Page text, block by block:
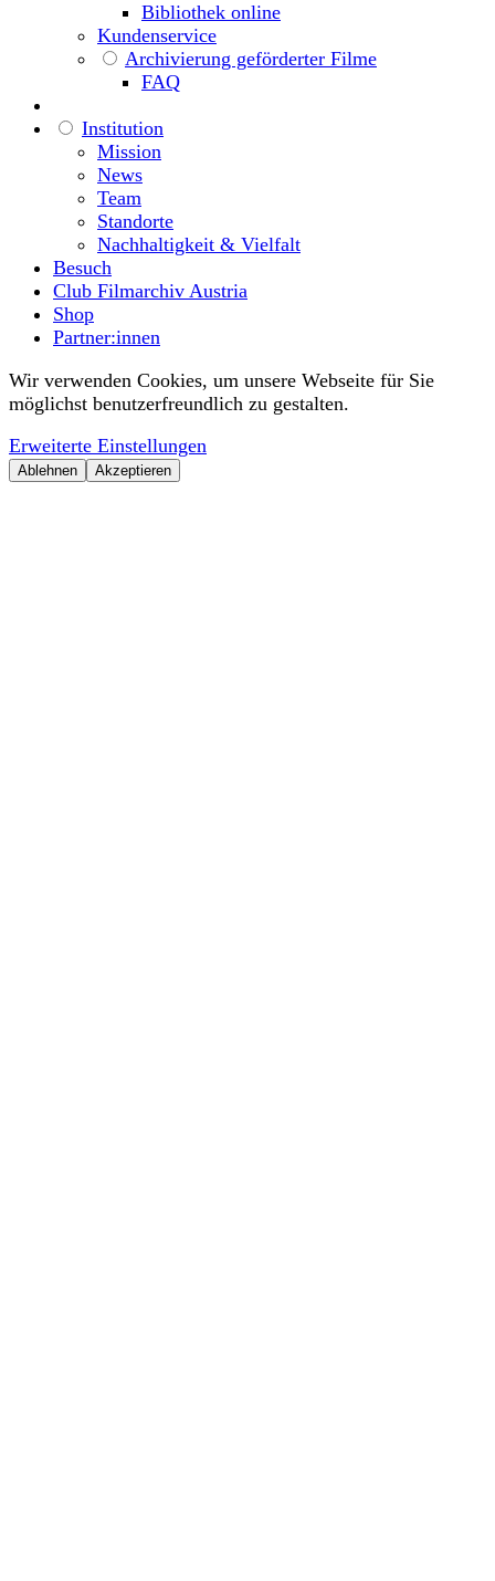
Bibliothek online
Kundenservice
Archivierung geförderter Filme
FAQ
Institution
Mission
News
Team
Standorte
Nachhaltigkeit & Vielfalt
Besuch
Club Filmarchiv Austria
Shop
Partner:innen
Wir verwenden Cookies, um unsere Webseite für Sie
möglichst benutzerfreundlich zu gestalten.
Erweiterte Einstellungen
Ablehnen Akzeptieren